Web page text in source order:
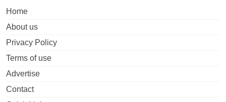
Home
About us
Privacy Policy
Terms of use
Advertise
Contact